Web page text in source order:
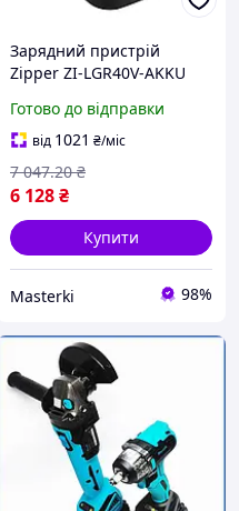
Зарядний пристрій
Zipper ZI-LGR40V-AKKU
заряджання 70 хв для
акумуляторного
обладнання
Готово до відправки
від 1021 ₴/міс
6 128₴
7 047.20 ₴
Купити
Masterki 98%